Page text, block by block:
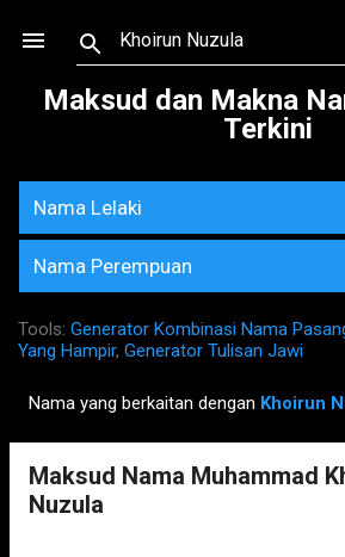
Skip to main content
Maksud dan Makna
Terkini
Nama Lelaki
Nama Perempuan
Tools: Generator Kombinasi Nama
Yang Hampir, Generator Tulisan Jawi
o
Nama yang berkaitan dengan Khoirun
Maksud Nama Muhammad
Nuzula